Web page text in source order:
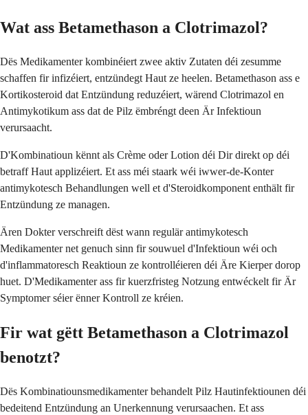
Wat ass Betamethason a Clotrimazol?
Dës Medikamenter kombinéiert zwee aktiv Zutaten déi zesumme
schaffen fir infizéiert, entzündegt Haut ze heelen. Betamethason ass e
Kortikosteroid dat Entzündung reduzéiert, wärend Clotrimazol en
Antimykotikum ass dat de Pilz ëmbréngt deen Är Infektioun
verursaacht.
D'Kombinatioun kënnt als Crème oder Lotion déi Dir direkt op déi
betraff Haut applizéiert. Et ass méi staark wéi iwwer-de-Konter
antimykotesch Behandlungen well et d'Steroidkomponent enthält fir
Entzündung ze managen.
Ären Dokter verschreift dëst wann regulär antimykotesch
Medikamenter net genuch sinn fir souwuel d'Infektioun wéi och
d'inflammatoresch Reaktioun ze kontrolléieren déi Äre Kierper dorop
huet. D'Medikamenter ass fir kuerzfristeg Notzung entwéckelt fir Är
Symptomer séier ënner Kontroll ze kréien.
Fir wat gëtt Betamethason a Clotrimazol
benotzt?
Dës Kombinatiounsmedikamenter behandelt Pilz Hautinfektiounen déi
bedeitend Entzündung an Unerkennung verursaachen. Et ass